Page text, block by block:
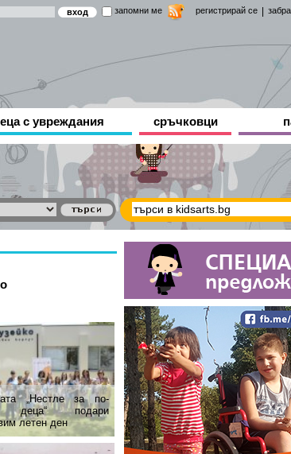
запомни ме регистрирай се
с увреждания сръчковци
„Нестле за по-
деца“ подари
летен ден